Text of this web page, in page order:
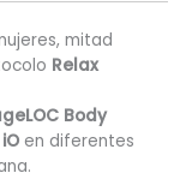
mitad
Relax
Body
en diferentes